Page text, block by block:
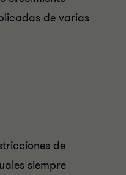
de varias
de
siempre